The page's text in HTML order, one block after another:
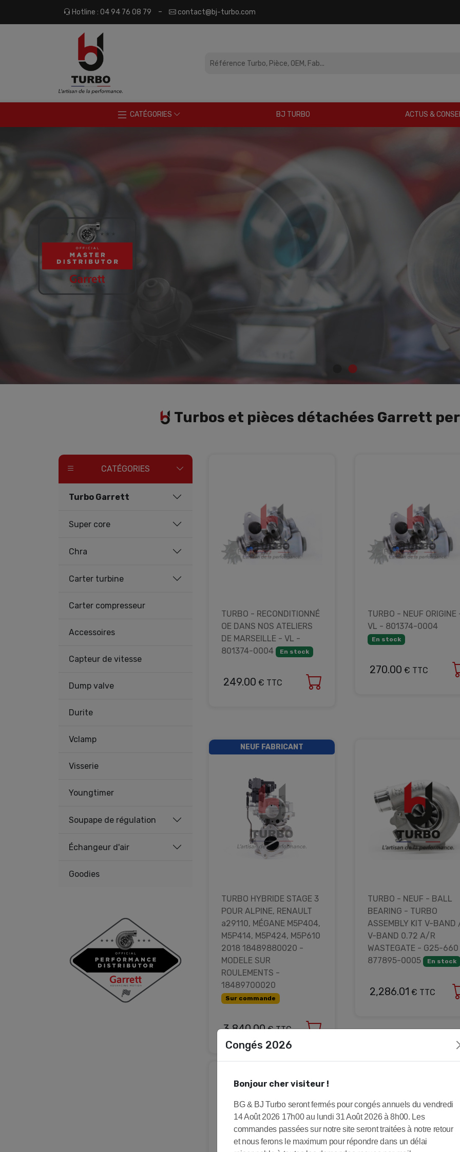
Hotline : 04 94 76 08 79 - contact@bj-turbo.com
CATÉGORIES BJ TURBO ACTUS &
BJ Turbo
l'artisan de la
Turbos et pièces détachées Garrett
CATÉGORIES
Turbo Garrett
Super core
Chra
Carter turbine
Carter compresseur
Accessoires
Capteur de vitesse
Dump valve
Durite
Vclamp
Visserie
Youngtimer
Soupape de régulation
Échangeur d'air
Goodies
TURBO - RECONDITIONNÉ
OE DANS NOS ATELIERS
DE MARSEILLE - VL -
801374-0004
En stock
249.00 € TTC
TURBO - NEUF ORIGINE
VL - 801374-0004
En stock
270.00 € TTC
NEUF FABRICANT
TURBO HYBRIDE STAGE 3
POUR ALPINE, RENAULT
a29110, MÉGANE M5P404,
M5P414, M5P424, M5P610
2018 18489880020 -
MODELE SUR
ROULEMENTS -
18489700020
Sur commande
3,840.00€ TTC
TURBO - NEUF - BALL
BEARING - TURBO
ASSEMBLY KIT V-BAND
V-BAND 0.72 A/R
WASTEGATE - G25-
877895-0005
En stock
2,286.01 € TTC
Congés 2026
Bonjour cher visiteur !
BG & BJ Turbo seront fermés pour congés annuels du vendredi
14 Août 2026 17h00 au lundi 31 Août 2026 à 8h00. Les
commandes passées sur notre site seront traitées à notre retour
et nous ferons le maximum pour répondre dans un délai
Panneau de gestion des cookies